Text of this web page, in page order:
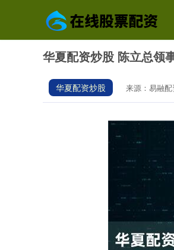
华夏配资炒股 陈立总领
华夏配资炒股 来源：易融配